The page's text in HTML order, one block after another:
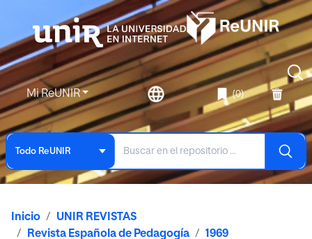
Mi ReUNIR (0)
Todo ReUNIR
Inicio
UNIR REVISTAS
Revista Española de Pedagogía
1969